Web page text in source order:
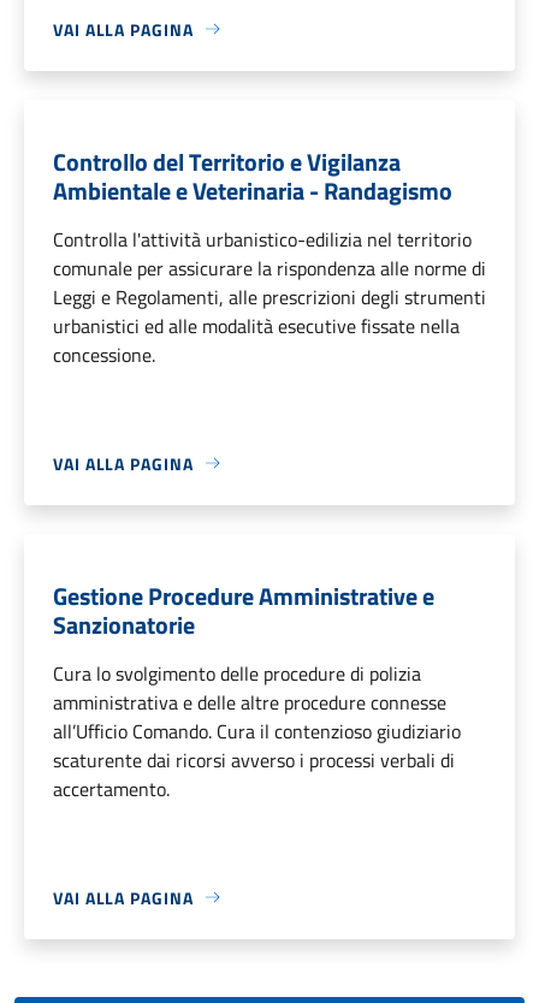
VAI ALLA PAGINA
Controllo del Territorio e Vigilanza
Ambientale e Veterinaria - Randagismo
Controlla l'attività urbanistico-edilizia nel territorio
comunale per assicurare la rispondenza alle norme di
Leggi e Regolamenti, alle prescrizioni degli strumenti
urbanistici ed alle modalità esecutive fissate nella
concessione.
VAI ALLA PAGINA
Gestione Procedure Amministrative e
Sanzionatorie
Cura lo svolgimento delle procedure di polizia
amministrativa e delle altre procedure connesse
all’Ufficio Comando. Cura il contenzioso giudiziario
scaturente dai ricorsi avverso i processi verbali di
accertamento.
VAI ALLA PAGINA